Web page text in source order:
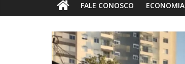
FALE CONOSCO ECONOMIA